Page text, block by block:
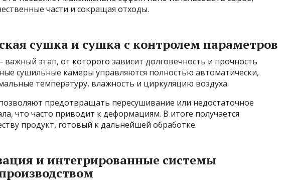
части и сокращая отходы.
сушка и сушка с контролем параметров
этап, от которого зависит долговечность и прочность
сушильные камеры управляются полностью автоматически,
температуру, влажность и циркуляцию воздуха.
предотвращать пересушивание или недостаточное
что часто приводит к деформациям. В итоге получается
продукт, готовый к дальнейшей обработке.
и интегрированные системы